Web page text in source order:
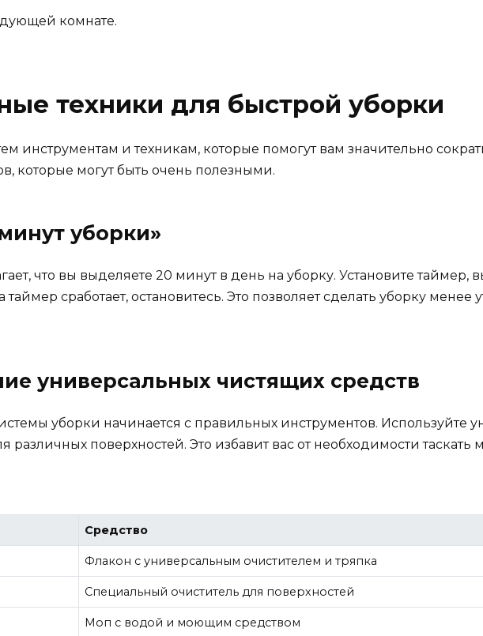
комнате.
техники для быстрой уборки
инструментам и техникам, которые помогут вам значительно
которые могут быть очень полезными.
уборки»
что вы выделяете 20 минут в день на уборку. Установите таймер,
сработает, остановитесь. Это позволяет сделать уборку менее
универсальных чистящих средств
уборки начинается с правильных инструментов. Используйте
различных поверхностей. Это избавит вас от необходимости
Средство
Флакон с универсальным очистителем и тряпка
Специальный очиститель для поверхностей
Моп с водой и моющим средством